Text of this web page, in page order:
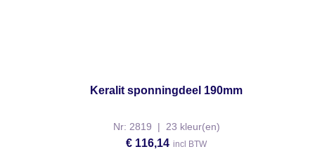
Keralit sponningdeel 190mm
Nr: 2819 | 23 kleur(en)
€ 116,14 incl BTW